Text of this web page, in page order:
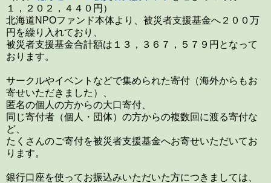
１，２０２，４４０円）
北海道NPOファンド本体より、被災者支援基金へ２００万
円を繰り入れており、
被災者支援基金合計額は１３，３６７，５７９円となって
おります。
サークルやイベントなどで集められた寄付（海外からもお
寄せいただきました）、
匿名の個人の方からの大口寄付、
同じ寄付者（個人・団体）の方からの複数回に渡る寄付な
ど、
たくさんのご寄付を被災者支援基金へお寄せいただいてお
ります。
銀行口座を使ってお振込みいただいた方につきましては、